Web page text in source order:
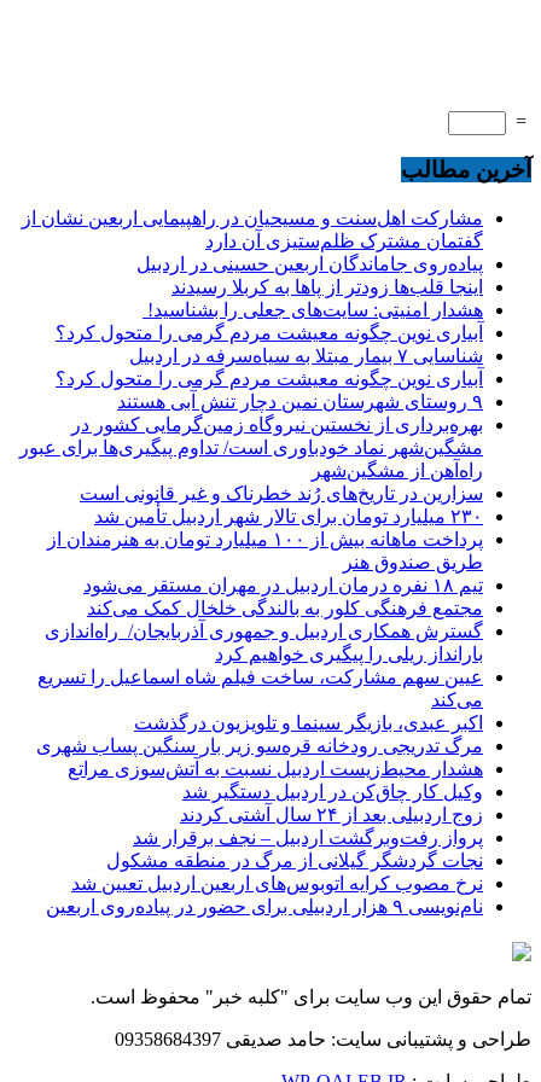
=
آخرین مطالب
مشارکت اهل‌سنت و مسیحیان در راهپیمایی اربعین نشان از
گفتمان مشترک ظلم‌ستیزی آن دارد
پیاده‌روی جاماندگان اربعین حسینی در اردبیل
اینجا قلب‌ها زودتر از پاها به کربلا رسیدند
هشدار امنیتی: سایت‌های جعلی را بشناسید!
آبیاری نوین چگونه معیشت مردم گرمی را متحول کرد؟
شناسایی ۷ بیمار مبتلا به سیاه‌سرفه در اردبیل
آبیاری نوین چگونه معیشت مردم گرمی را متحول کرد؟
۹ روستای شهرستان نمین دچار تنش آبی هستند
بهره‌برداری از نخستین نیروگاه زمین‌گرمایی کشور در
مشگین‌شهر نماد خودباوری است/ تداوم پیگیری‌ها برای عبور
راه‌آهن از مشگین‌شهر
سزارین در تاریخ‌های رُند خطرناک و غیر قانونی است
۲۳۰ میلیارد تومان برای تالار شهر اردبیل تأمین شد
پرداخت ماهانه بیش از ۱۰۰ میلیارد تومان به هنرمندان از
طریق صندوق هنر
تیم ۱۸ نفره درمان اردبیل در مهران مستقر می‌شود
مجتمع فرهنگی کلور به بالندگی خلخال کمک می‌کند
گسترش همکاری اردبیل و جمهوری آذربایجان/ راه‌اندازی
بارانداز ریلی را پیگیری خواهیم کرد
عیین سهم مشارکت، ساخت فیلم شاه‌ اسماعیل را تسریع
می‌کند
اکبر عبدی، بازیگر سینما و تلویزیون درگذشت
مرگ تدریجی رودخانه قره‌سو زیر بار سنگین پساب شهری
هشدار محیط‌زیست اردبیل نسبت به آتش‌سوزی مراتع
وکیل کار چاق‌کن در اردبیل دستگیر شد
زوج اردبیلی بعد از ۲۴ سال آشتی کردند
پرواز رفت‌وبرگشت اردبیل – نجف برقرار شد
نجات گردشگر گیلانی از مرگ در منطقه مشکول
نرخ مصوب کرایه اتوبوس‌های اربعین اردبیل تعیین شد
نام‌نویسی ۹ هزار اردبیلی برای حضور در پیاده‌روی اربعین
تمام حقوق این وب سایت برای "کلبه خبر" محفوظ است.
طراحی و پشتیبانی سایت: حامد صدیقی 09358684397